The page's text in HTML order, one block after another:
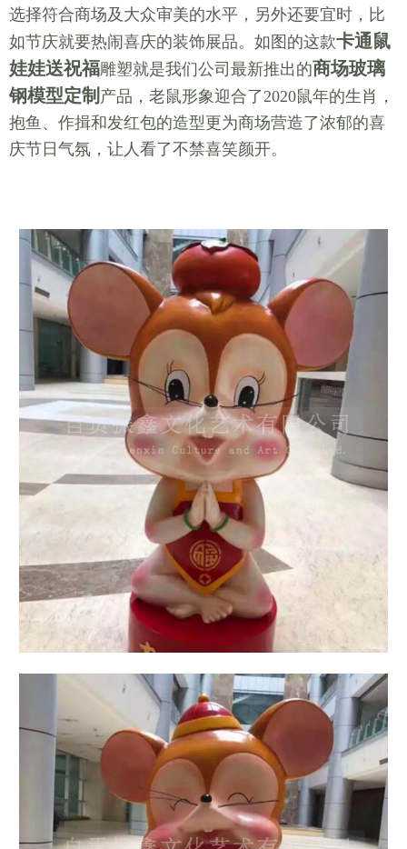
选择符合商场及大众审美的水平，另外还要宜时，比
如节庆就要热闹喜庆的装饰展品。如图的这款卡通鼠
娃娃送祝福雕塑就是我们公司最新推出的商场玻璃
钢模型定制 产品，老鼠形象迎合了2020鼠年的生肖，
抱鱼、作揖和发红包的造型更为商场营造了浓郁的喜
庆节日气氛，让人看了不禁喜笑颜开。